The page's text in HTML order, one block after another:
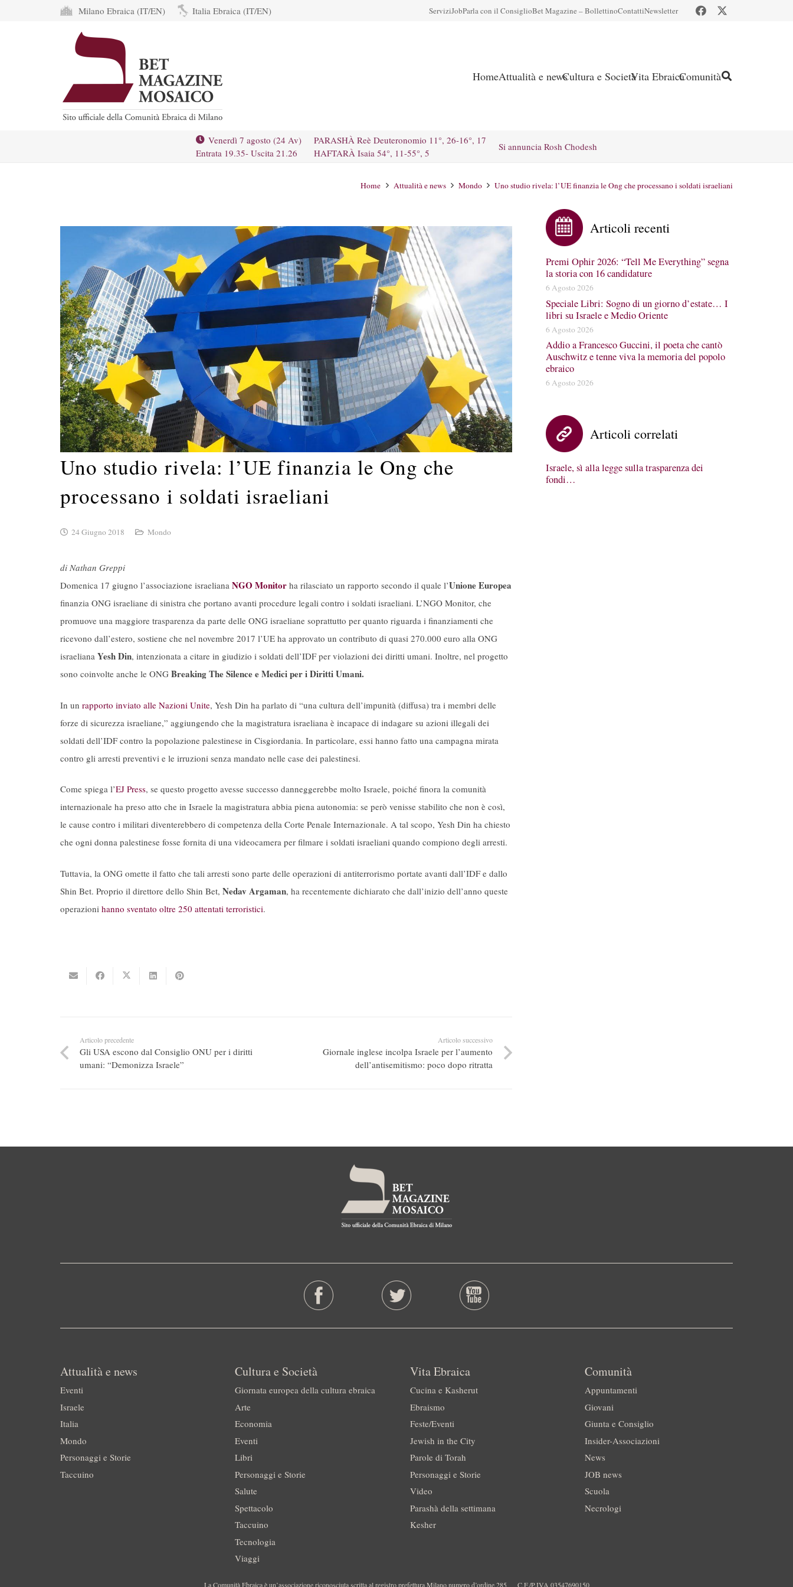
Milano Ebraica (IT/EN) Italia Ebraica (IT/EN) ServiziJobParla con il ConsiglioBet Magazine – BollettinoContattiNewsletter
HomeAttualità e newsCultura e SocietàVita EbraicaComunità
Venerdì 7 agosto (24 Av)
Entrata 19.35- Uscita 21.26
PARASHÀ Reè Deuteronomio 11°, 26-16°, 17
HAFTARÀ Isaia 54°, 11-55°, 5
Si annuncia Rosh Chodesh
Home Attualità e news Mondo Uno studio rivela: l’UE finanzia le Ong che processano i soldati israeliani
Uno studio rivela: l’UE finanzia le Ong che
processano i soldati israeliani
24 Giugno 2018 Mondo
di Nathan Greppi
Domenica 17 giugno l’associazione israeliana NGO Monitor ha rilasciato un rapporto secondo il quale l’Unione Europea
finanzia ONG israeliane di sinistra che portano avanti procedure legali contro i soldati israeliani. L’NGO Monitor, che
promuove una maggiore trasparenza da parte delle ONG israeliane soprattutto per quanto riguarda i finanziamenti che
ricevono dall’estero, sostiene che nel novembre 2017 l’UE ha approvato un contributo di quasi 270.000 euro alla ONG
israeliana Yesh Din, intenzionata a citare in giudizio i soldati dell’IDF per violazioni dei diritti umani. Inoltre, nel progetto
sono coinvolte anche le ONG Breaking The Silence e Medici per i Diritti Umani.
In un rapporto inviato alle Nazioni Unite, Yesh Din ha parlato di “una cultura dell’impunità (diffusa) tra i membri delle
forze di sicurezza israeliane,” aggiungendo che la magistratura israeliana è incapace di indagare su azioni illegali dei
soldati dell’IDF contro la popolazione palestinese in Cisgiordania. In particolare, essi hanno fatto una campagna mirata
contro gli arresti preventivi e le irruzioni senza mandato nelle case dei palestinesi.
Come spiega l’EJ Press, se questo progetto avesse successo danneggerebbe molto Israele, poiché finora la comunità
internazionale ha preso atto che in Israele la magistratura abbia piena autonomia: se però venisse stabilito che non è così,
le cause contro i militari diventerebbero di competenza della Corte Penale Internazionale. A tal scopo, Yesh Din ha chiesto
che ogni donna palestinese fosse fornita di una videocamera per filmare i soldati israeliani quando compiono degli arresti.
Tuttavia, la ONG omette il fatto che tali arresti sono parte delle operazioni di antiterrorismo portate avanti dall’IDF e dallo
Shin Bet. Proprio il direttore dello Shin Bet, Nedav Argaman, ha recentemente dichiarato che dall’inizio dell’anno queste
operazioni hanno sventato oltre 250 attentati terroristici.
Articolo precedente
Gli USA escono dal Consiglio ONU per i diritti
umani: “Demonizza Israele”
Articolo successivo
Giornale inglese incolpa Israele per l’aumento
dell’antisemitismo: poco dopo ritratta
Articoli recenti
Premi Ophir 2026: “Tell Me Everything” segna
la storia con 16 candidature
6 Agosto 2026
Speciale Libri: Sogno di un giorno d’estate… I
libri su Israele e Medio Oriente
6 Agosto 2026
Addio a Francesco Guccini, il poeta che cantò
Auschwitz e tenne viva la memoria del popolo
ebraico
6 Agosto 2026
Articoli correlati
Israele, sì alla legge sulla trasparenza dei
fondi…
Attualità e news
Eventi
Israele
Italia
Mondo
Personaggi e Storie
Taccuino
Cultura e Società
Giornata europea della cultura ebraica
Arte
Economia
Eventi
Libri
Personaggi e Storie
Salute
Spettacolo
Taccuino
Tecnologia
Viaggi
Vita Ebraica
Cucina e Kasherut
Ebraismo
Feste/Eventi
Jewish in the City
Parole di Torah
Personaggi e Storie
Video
Parashà della settimana
Kesher
Comunità
Appuntamenti
Giovani
Giunta e Consiglio
Insider-Associazioni
News
JOB news
Scuola
Necrologi
La Comunità Ebraica è un’associazione riconosciuta scritta al registro prefettura Milano numero d’ordine 285 C.F./P.IVA 03547690150